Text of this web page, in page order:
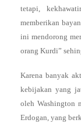
tetapi,
memberikan
ini mendorong
orang Kurdi”
Karena banyak
kebijakan yang
oleh Washington
Erdogan, yang